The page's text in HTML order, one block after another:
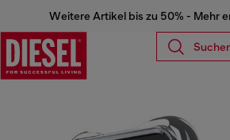
Weitere Artikel bis zu 50% - Mehr